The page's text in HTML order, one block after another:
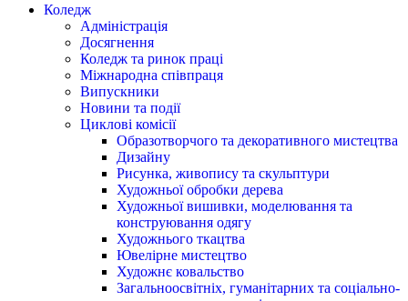
Коледж
Адміністрація
Досягнення
Коледж та ринок праці
Міжнародна співпраця
Випускники
Новини та події
Циклові комісії
Образотворчого та декоративного мистецтва
Дизайну
Рисунка, живопису та скульптури
Художньої обробки дерева
Художньої вишивки, моделювання та
конструювання одягу
Художнього ткацтва
Ювелірне мистецтво
Художнє ковальство
Загальноосвітніх, гуманітарних та соціально-